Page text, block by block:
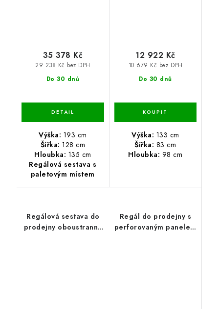
Do 30 dnů
29 238 Kč bez DPH
35 378 Kč
Výška: 193 cm
Šířka: 128 cm
Hloubka: 135 cm
Regálová sestava s
paletovým místem
Do 30 dnů
10 679 Kč bez DPH
12 922 Kč
Výška: 133 cm
Šířka: 83 cm
Hloubka: 98 cm
Regálová sestava do
prodejny oboustranná
Regál do prodejny s
perforovaným panelem